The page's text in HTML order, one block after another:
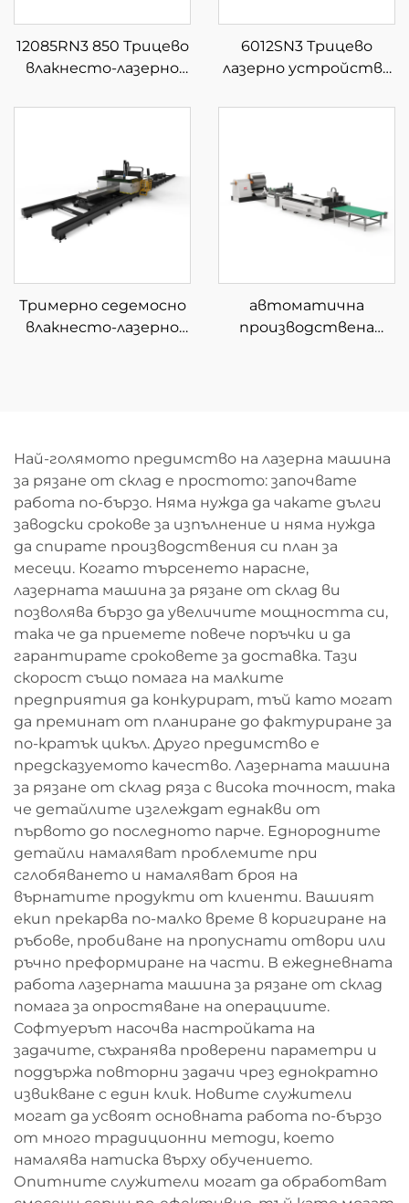
12085RN3 850 Трицево
влакнесто-лазерно
рязане на тръби
6012SN3 Трицево
лазерно устройство
Тримерно седемосно
влакнесто-лазерно
автоматична
производствена
Най-голямото предимство на лазерна машина
за рязане от склад е простото: започвате
работа по-бързо. Няма нужда да чакате дълги
заводски срокове за изпълнение и няма нужда
да спирате производствения си план за
месеци. Когато търсенето нарасне,
лазерната машина за рязане от склад ви
позволява бързо да увеличите мощността си,
така че да приемете повече поръчки и да
гарантирате сроковете за доставка. Тази
скорост също помага на малките
предприятия да конкурират, тъй като могат
да преминат от планиране до фактуриране за
по-кратък цикъл. Друго предимство е
предсказуемото качество. Лазерната машина
за рязане от склад ряза с висока точност, така
че детайлите изглеждат еднакви от
първото до последното парче. Еднородните
детайли намаляват проблемите при
сглобяването и намаляват броя на
върнатите продукти от клиенти. Вашият
екип прекарва по-малко време в коригиране на
ръбове, пробиване на пропуснати отвори или
ръчно преформиране на части. В ежедневната
работа лазерната машина за рязане от склад
помага за опростяване на операциите.
Софтуерът насочва настройката на
задачите, съхранява проверени параметри и
поддържа повторни задачи чрез еднократно
извикване с един клик. Новите служители
могат да усвоят основната работа по-бързо
от много традиционни методи, което
намалява натиска върху обучението.
Опитните служители могат да обработват